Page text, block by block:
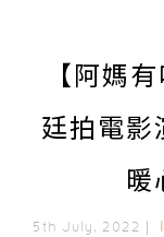
【阿媽
廷拍電影
暖
5th July, 2022｜